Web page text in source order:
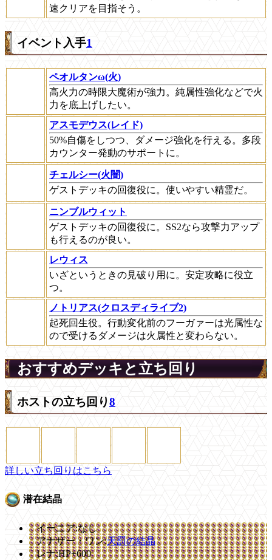
速クリアを目指そう。
イベント入手1
ペオルタンω(火)
高火力の時限大魔術が強力。純属性強化などで火
力を底上げしたい。
アスモデウス(レイド)
50%自傷をしつつ、ダメージ強化を行える。多段
カウンター発動のサポートに。
チェルシー(火闇)
ゲストデッキの回復役に。使いやすい精霊だ。
ニンブルウィット
ゲストデッキの回復役に。SS2なら攻撃力アップ
も行えるのが良い。
レウィス
いざというときの見破り用に。安定攻略に役立
つ。
ノトリアス(クロスディライブ2)
起死回生役。行動変化前のフーガァーは光属性な
ので受けるダメージは火属性と変わらない。
おすすめデッキと立ち回り
ホストの立ち回り8
詳しい立ち回りはこちら
潜在結晶
イーニア:なし
アナザー・ワン:天罰の結晶
レナ:HP+600